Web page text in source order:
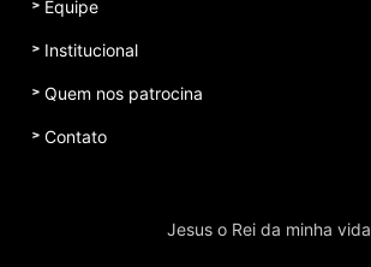
Equipe
Institucional
Quem nos patrocina
Contato
Jesus o Rei da minha vida